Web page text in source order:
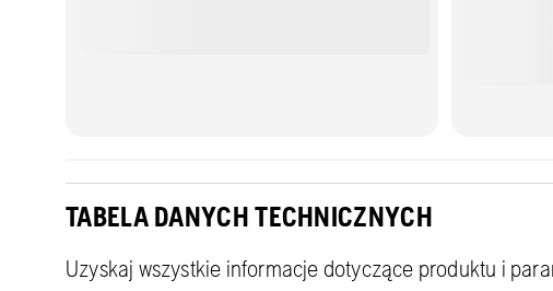
TABELA DANYCH TECHNICZNYCH
Uzyskaj wszystkie informacje dotyczące produktu i